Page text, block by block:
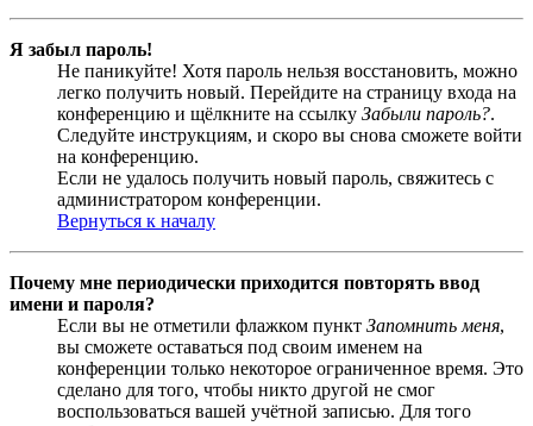
Я забыл пароль!
Не паникуйте! Хотя пароль нельзя восстановить, можно
легко получить новый. Перейдите на страницу входа на
конференцию и щёлкните на ссылку Забыли пароль?.
Следуйте инструкциям, и скоро вы снова сможете войти
на конференцию.
Если не удалось получить новый пароль, свяжитесь с
администратором конференции.
Вернуться к началу
Почему мне периодически приходится повторять ввод
имени и пароля?
Если вы не отметили флажком пункт Запомнить меня,
вы сможете оставаться под своим именем на
конференции только некоторое ограниченное время. Это
сделано для того, чтобы никто другой не смог
воспользоваться вашей учётной записью. Для того